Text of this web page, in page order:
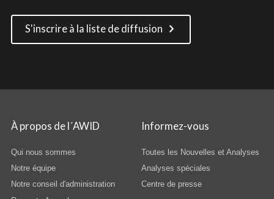
S'inscrire à la liste de diffusion
À propos de l´AWID
Qui nous sommes
Notre équipe
Notre conseil d'administration
Informez-vous
Toutes les Nouvelles et Analyses
Analyses spéciales
Centre de presse